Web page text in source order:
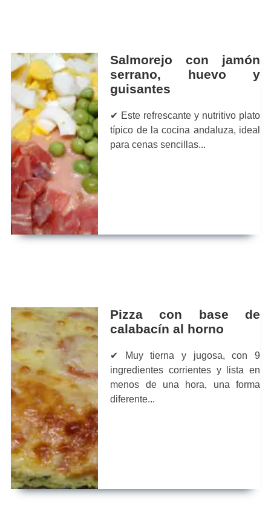
Salmorejo con jamón
serrano, huevo y
guisantes
✔ Este refrescante y nutritivo plato
típico de la cocina andaluza, ideal
para cenas sencillas...
Pizza con base de
calabacín al horno
✔ Muy tierna y jugosa, con 9
ingredientes corrientes y lista en
menos de una hora, una forma
diferente...